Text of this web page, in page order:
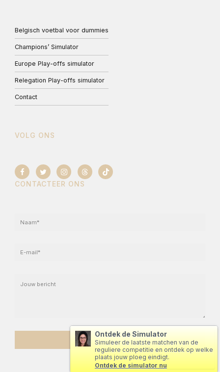
Belgisch voetbal voor dummies
Champions’ Simulator
Europe Play-offs simulator
Relegation Play-offs simulator
Contact
VOLG ONS
CONTACTEER ONS
Ontdek de Simulator
Simuleer de laatste matchen van de
reguliere competitie en ontdek op welke
plaats jouw ploeg eindigt.
Ontdek de simulator nu